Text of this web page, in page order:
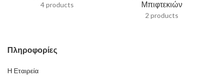
4 products
Μπιφτεκιών
2 products
Πληροφορίες
Η Εταιρεία